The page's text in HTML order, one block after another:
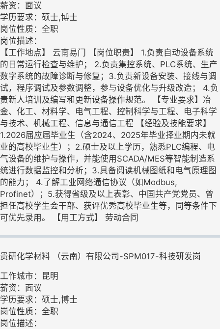
薪资：面议
学历要求：硕士,博士
岗位性质：全职
岗位描述：
【工作地点】 云南易门 【岗位职责】 1.负责自动设备系统
的日常运行检查与维护； 2.负责集控系统、PLC系统、生产
数字系统的故障诊断与修复；3.负责新设备安装、接线与调
试，程序调试及参数调整，参与设备优化与升级改造； 4.负
责新人培训及编写和更新设备操作规范。 【专业要求】冶
金、化工、材料学、电气工程、控制科学与工程、电子科学
与技术、机械工程、信息与通信工程 【经验及技能要求】
1.2026届应届毕业生（含2024、2025年毕业择业期内未就
业的高校毕业生）；2.硕士及以上学历，熟悉PLC编程、电
气设备的维护与操作，并能使用SCADA/MES等智能制造系
统进行数据监控和分析；3.具备阅读机械图纸和电气原理图
的能力； 4.了解工业网络通信协议（如Modbus,
Profinet）；5.获得省级及以上表彰、中国共产党党员、曾
担任高校学生会干部、获评优秀高校毕业生等，同等条件下
可优先录用。 【用工方式】 劳动合同
贵研化学材料 （云南）有限公司-SPM017-科技研发岗
工作城市：昆明
薪资：面议
学历要求：硕士,博士
岗位性质：全职
岗位描述：